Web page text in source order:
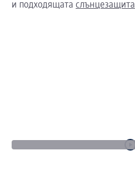
и подходящата слънцезащита